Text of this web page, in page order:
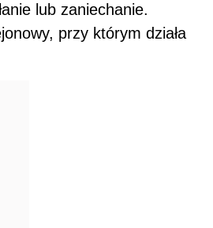
lub zaniechanie.
przy którym działa